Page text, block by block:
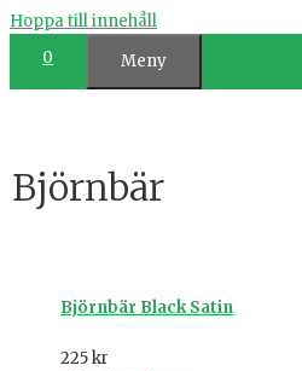
Hoppa till innehåll
0
Meny
Björnbär
Björnbär Black Satin
225kr